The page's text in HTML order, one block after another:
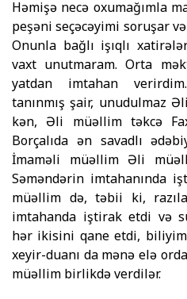
Həmişə necə oxumağımla
peşəni seçə­cəyimi soruşar
Onunla bağlı işıqlı
vaxt unutma­ram. Orta
yatdan imtahan
tanınmış şair, unu­dulmaz
kən, Əli müəllim təkcə
Borçalıda ən savadlı
İmaməli müəllim Əli
Səməndərin imtahanında
müəllim də, təbii ki,
imtahanda iştirak etdi və
hər ikisini qane etdi,
xeyir-duanı da mənə elə
müəllim birlikdə verdilər.